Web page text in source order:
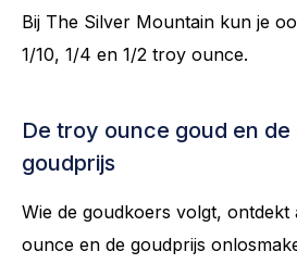
Bij The Silver Mountain kun je
1/10, 1/4 en 1/2 troy ounce.
De troy ounce goud en
goudprijs
Wie de goudkoers volgt, ontdekt
ounce en de goudprijs